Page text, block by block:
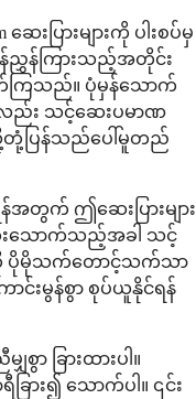
ဆေးပြားများကို ပါးစပ်မှ
ဝန်ညွှန်ကြားသည့်အတိုင်း
က်ကြသည်။ ပုံမှန်သောက်
လည်း သင့်ဆေးပမာဏ
ပြန်သည်ပေါ်မူတည်
အတွက် ဤဆေးပြားများ
သောက်သည့်အခါ သင့်
ပိုမိုသက်တောင့်သက်သာ
ာင်းမွန်စွာ စုပ်ယူနိုင်ရန်
ာ ခြားထားပါ။
ြား၍ သောက်ပါ။ ၎င်း